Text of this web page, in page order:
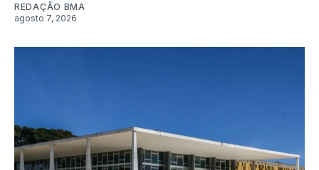
REDAÇÃO BMA
agosto 7, 2026